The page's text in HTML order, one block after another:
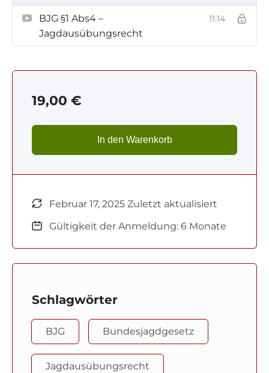
BJG §1 Abs4 –
Jagdausübungsrecht
11:14
19,00 €
In den Warenkorb
Februar 17, 2025 Zuletzt aktualisiert
Gültigkeit der Anmeldung: 6 Monate
Schlagwörter
BJG Bundesjagdgesetz
Jagdausübungsrecht